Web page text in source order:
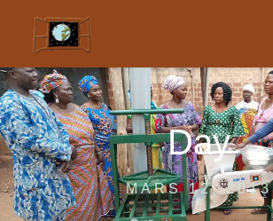
Day
MARS 12, 2013